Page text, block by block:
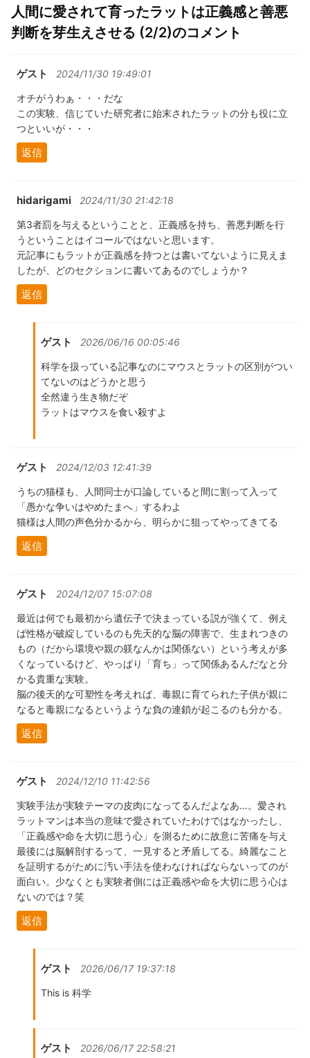
人間に愛されて育ったラットは正義感と善悪
判断を芽生えさせる (2/2)のコメント
ゲスト 2024/11/30 19:49:01
オチがうわぁ・・・だな
この実験、信じていた研究者に始末されたラットの分も役に立
つといいが・・・
返信
hidarigami 2024/11/30 21:42:18
第3者罰を与えるということと、正義感を持ち、善悪判断を行
うということはイコールではないと思います。
元記事にもラットが正義感を持つとは書いてないように見えま
したが、どのセクションに書いてあるのでしょうか？
返信
ゲスト 2026/06/16 00:05:46
科学を扱っている記事なのにマウスとラットの区別がつい
てないのはどうかと思う
全然違う生き物だぞ
ラットはマウスを食い殺すよ
ゲスト 2024/12/03 12:41:39
うちの猫様も、人間同士が口論していると間に割って入って
「愚かな争いはやめたまへ」するわよ
猫様は人間の声色分かるから、明らかに狙ってやってきてる
返信
ゲスト 2024/12/07 15:07:08
最近は何でも最初から遺伝子で決まっている説が強くて、例え
ば性格が破綻しているのも先天的な脳の障害で、生まれつきの
もの（だから環境や親の躾なんかは関係ない）という考えが多
くなっているけど、やっぱり「育ち」って関係あるんだなと分
かる貴重な実験。
脳の後天的な可塑性を考えれば、毒親に育てられた子供が親に
なると毒親になるというような負の連鎖が起こるのも分かる。
返信
ゲスト 2024/12/10 11:42:56
実験手法が実験テーマの皮肉になってるんだよなあ…。愛され
ラットマンは本当の意味で愛されていたわけではなかったし、
「正義感や命を大切に思う心」を測るために故意に苦痛を与え
最後には脳解剖するって、一見すると矛盾してる。綺麗なこと
を証明するがために汚い手法を使わなければならないってのが
面白い。少なくとも実験者側には正義感や命を大切に思う心は
ないのでは？笑
返信
ゲスト 2026/06/17 19:37:18
This is 科学
ゲスト 2026/06/17 22:58:21